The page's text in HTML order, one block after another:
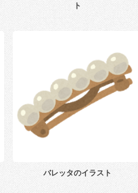
ト
バレッタのイラスト